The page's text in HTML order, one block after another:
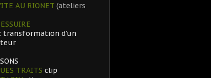
AU RIONET (ateliers
: transformation d'un
TRAITS clip